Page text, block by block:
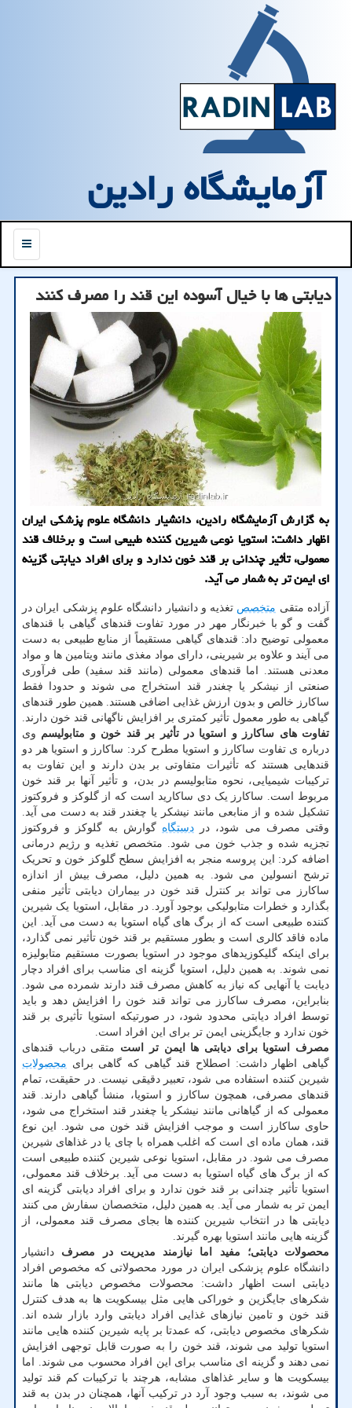
آزمایشگاه رادین
منو
دیابتی ها با خیال آسوده این قند را مصرف کنند
به گزارش آزمایشگاه رادین، دانشیار دانشگاه علوم پزشکی ایران
اظهار داشت: استویا نوعی شیرین کننده طبیعی است و برخلاف قند
معمولی، تأثیر چندانی بر قند خون ندارد و برای افراد دیابتی گزینه
ای ایمن تر به شمار می آید.
آزاده متقی متخصص تغذیه و دانشیار دانشگاه علوم پزشکی ایران در
گفت و گو با خبرنگار مهر در مورد تفاوت قندهای گیاهی با قندهای
معمولی توضیح داد: قندهای گیاهی مستقیماً از منابع طبیعی به دست
می آیند و علاوه بر شیرینی، دارای مواد مغذی مانند ویتامین ها و مواد
معدنی هستند. اما قندهای معمولی (مانند قند سفید) طی فرآوری
صنعتی از نیشکر یا چغندر قند استخراج می شوند و حدودا فقط
ساکارز خالص و بدون ارزش غذایی اضافی هستند. همین طور قندهای
گیاهی به طور معمول تأثیر کمتری بر افزایش ناگهانی قند خون دارند.
تفاوت های ساکارز و استویا در تأثیر بر قند خون و متابولیسم وی
درباره ی تفاوت ساکارز و استویا مطرح کرد: ساکارز و استویا هر دو
قندهایی هستند که تأثیرات متفاوتی بر بدن دارند و این تفاوت به
ترکیبات شیمیایی، نحوه متابولیسم در بدن، و تأثیر آنها بر قند خون
مربوط است. ساکارز یک دی ساکارید است که از گلوکز و فروکتوز
تشکیل شده و از منابعی مانند نیشکر یا چغندر قند به دست می آید.
وقتی مصرف می شود، در دستگاه گوارش به گلوکز و فروکتوز
تجزیه شده و جذب خون می شود. متخصص تغذیه و رژیم درمانی
اضافه کرد: این پروسه منجر به افزایش سطح گلوکز خون و تحریک
ترشح انسولین می شود. به همین دلیل، مصرف بیش از اندازه
ساکارز می تواند بر کنترل قند خون در بیماران دیابتی تأثیر منفی
بگذارد و خطرات متابولیکی بوجود آورد. در مقابل، استویا یک شیرین
کننده طبیعی است که از برگ های گیاه استویا به دست می آید. این
ماده فاقد کالری است و بطور مستقیم بر قند خون تأثیر نمی گذارد،
برای اینکه گلیکوزیدهای موجود در استویا بصورت مستقیم متابولیزه
نمی شوند. به همین دلیل، استویا گزینه ای مناسب برای افراد دچار
دیابت یا آنهایی که نیاز به کاهش مصرف قند دارند شمرده می شود.
بنابراین، مصرف ساکارز می تواند قند خون را افزایش دهد و باید
توسط افراد دیابتی محدود شود، در صورتیکه استویا تأثیری بر قند
خون ندارد و جایگزینی ایمن تر برای این افراد است.
مصرف استویا برای دیابتی ها ایمن تر است متقی درباب قندهای
گیاهی اظهار داشت: اصطلاح قند گیاهی که گاهی برای محصولات
شیرین کننده استفاده می شود، تعبیر دقیقی نیست. در حقیقت، تمام
قندهای مصرفی، همچون ساکارز و استویا، منشأ گیاهی دارند. قند
معمولی که از گیاهانی مانند نیشکر یا چغندر قند استخراج می شود،
حاوی ساکارز است و موجب افزایش قند خون می شود. این نوع
قند، همان ماده ای است که اغلب همراه با چای یا در غذاهای شیرین
مصرف می شود. در مقابل، استویا نوعی شیرین کننده طبیعی است
که از برگ های گیاه استویا به دست می آید. برخلاف قند معمولی،
استویا تأثیر چندانی بر قند خون ندارد و برای افراد دیابتی گزینه ای
ایمن تر به شمار می آید. به همین دلیل، متخصصان سفارش می کنند
دیابتی ها در انتخاب شیرین کننده ها بجای مصرف قند معمولی، از
گزینه هایی مانند استویا بهره گیرند.
محصولات دیابتی؛ مفید اما نیازمند مدیریت در مصرف دانشیار
دانشگاه علوم پزشکی ایران در مورد محصولاتی که مخصوص افراد
دیابتی است اظهار داشت: محصولات مخصوص دیابتی ها مانند
شکرهای جایگزین و خوراکی هایی مثل بیسکویت ها به هدف کنترل
قند خون و تامین نیازهای غذایی افراد دیابتی وارد بازار شده اند.
شکرهای مخصوص دیابتی، که عمدتا بر پایه شیرین کننده هایی مانند
استویا تولید می شوند، قند خون را به صورت قابل توجهی افزایش
نمی دهند و گزینه ای مناسب برای این افراد محسوب می شوند. اما
بیسکویت ها و سایر غذاهای مشابه، هرچند با ترکیبات کم قند تولید
می شوند، به سبب وجود آرد در ترکیب آنها، همچنان در بدن به قند